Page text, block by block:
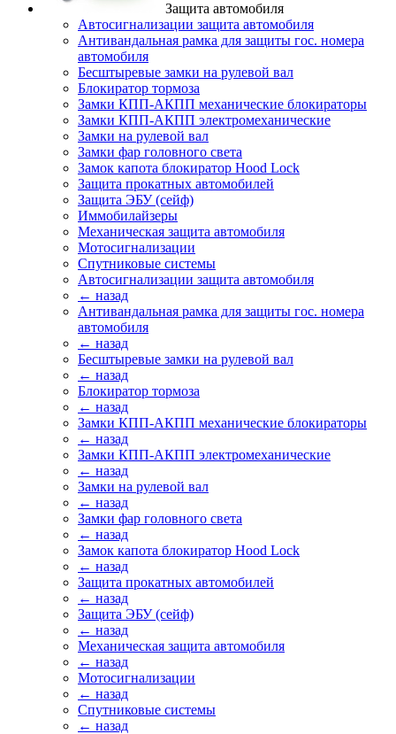
Защита автомобиля
Автосигнализации защита автомобиля
Антивандальная рамка для защиты гос. номера
автомобиля
Бесштыревые замки на рулевой вал
Блокиратор тормоза
Замки КПП-АКПП механические блокираторы
Замки КПП-АКПП электромеханические
Замки на рулевой вал
Замки фар головного света
Замок капота блокиратор Hood Lock
Защита прокатных автомобилей
Защита ЭБУ (сейф)
Иммобилайзеры
Механическая защита автомобиля
Мотосигнализации
Спутниковые системы
Автосигнализации защита автомобиля
← назад
Антивандальная рамка для защиты гос. номера
автомобиля
← назад
Бесштыревые замки на рулевой вал
← назад
Блокиратор тормоза
← назад
Замки КПП-АКПП механические блокираторы
← назад
Замки КПП-АКПП электромеханические
← назад
Замки на рулевой вал
← назад
Замки фар головного света
← назад
Замок капота блокиратор Hood Lock
← назад
Защита прокатных автомобилей
← назад
Защита ЭБУ (сейф)
← назад
Механическая защита автомобиля
← назад
Мотосигнализации
← назад
Спутниковые системы
← назад